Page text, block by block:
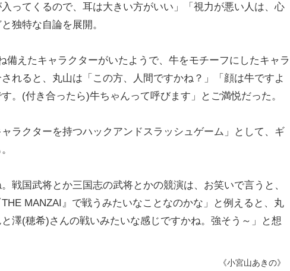
ってくるので、耳は大きい方がいい」「視力が悪い人は、心
独特な自論を展開。
えたキャラクターがいたようで、牛をモチーフにしたキャラ
れると、丸山は「この方、人間ですかね？」「顔は牛ですよ
。(付き合ったら)牛ちゃんって呼びます」とご満悦だった。
ラクターを持つハックアンドスラッシュゲーム」として、ギ
戦国武将とか三国志の武将とかの競演は、お笑いで言うと、
MANZAI』で戦うみたいなことなのかな」と例えると、丸
澤(穂希)さんの戦いみたいな感じですかね。強そう～」と想
《小宮山あきの》